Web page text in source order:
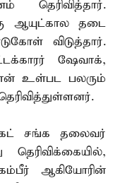
ஆயுட்கால தடை
விடுத்தார்.
ஷேவாக்,
உள்பட பலரும்
சங்க தலைவர்
ஆகியோரின்